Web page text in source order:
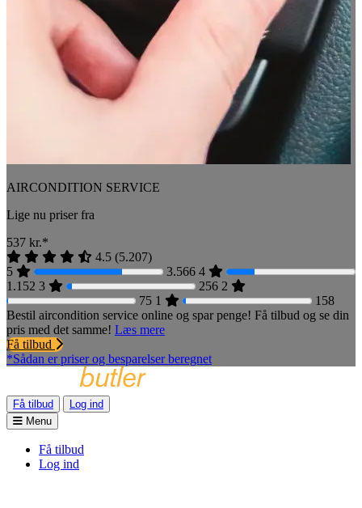
AIRCONDITION SERVICE
Lige nu priser fra
537 kr.*
4.5 (5.207)
5
3.566 4
1.152 3 256 2
75 1
158
Bestil aircondition service online og spar penge! Få tilbud og se din
pris med det samme! Læs mere
Få tilbud
*Sådan er priser og besparelser beregnet
Få tilbud
Log ind
Menu
Få tilbud
Log ind